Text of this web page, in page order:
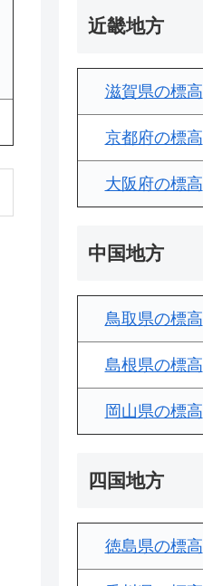
近畿地方
滋賀県の標高
京都府の標高
大阪府の標高
中国地方
鳥取県の標高
島根県の標高
岡山県の標高
四国地方
徳島県の標高